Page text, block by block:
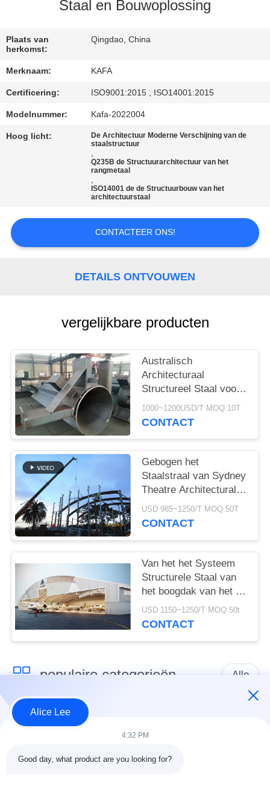
FABRIEKSTOUR
NEEM
CONTACT
NIEUWS
GEVALLEN
PRIVACYBELEID
Staal en Bouwoplossing
Plaats van
herkomst:
Qingdao, China
Merknaam: KAFA
Certificering: ISO9001:2015 , ISO14001:2015
Modelnummer: Kafa-2022004
Hoog licht:
De Architectuur Moderne Verschijning van de
staalstructuur
,
Q235B de Structuurarchitectuur van het
rangmetaal
,
ISO14001 de de Structuurbouw van het
architectuurstaal
CONTACTEER ONS!
DETAILS ONTVOUWEN
vergelijkbare producten
Australisch
Architecturaal
Structureel Staal voor
de
Moskeevervaardiging
1000~1200USD/T MOQ:10T
CONTACT
Gebogen het
Staalstraal van Sydney
Theatre Architectural
Structural Steel Q355B
Rang
USD 985~1250/T MOQ:50T
CONTACT
Van het het Systeem
Structurele Staal van
het boogdak van het de
Hangerproject
Geprefabriceerde de
USD 1150~1250/T MOQ:50t
CONTACT
populaire categorieën Alle
de bouw van de
staalstructuur
stalen structuur
Architecturaal
Alice Lee
4:32 PM
Good day, what product are you looking for?